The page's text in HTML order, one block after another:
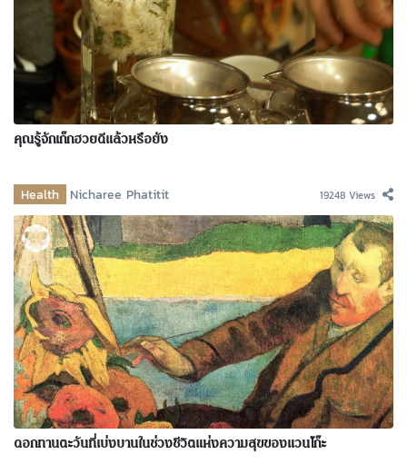
คุณรู้จักเก๊กฮวยดีแล้วหรือยัง
Health Nicharee Phatitit 19248 Views
ดอกทานตะวันที่เบ่งบานในช่วงชีวิตแห่งความสุขของแวนโก๊ะ